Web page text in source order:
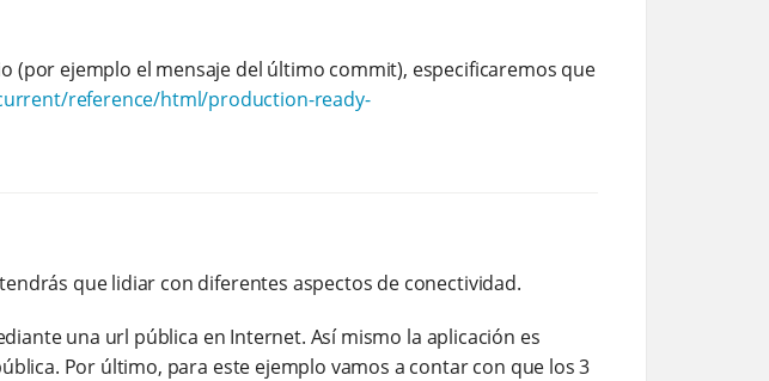
ejemplo el mensaje del último commit), especificaremos que
reference/html/production-ready-
que lidiar con diferentes aspectos de conectividad.
una url pública en Internet. Así mismo la aplicación es
Por último, para este ejemplo vamos a contar con que los 3